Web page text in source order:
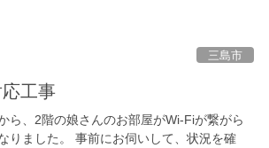
三島市
工事
ら、2階の娘さんのお部屋がWi-Fiが繋がら
りました。 事前にお伺いして、状況を確